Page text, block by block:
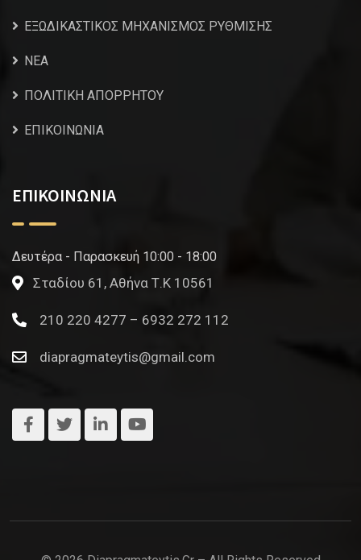
ΕΞΩΔΙΚΑΣΤΙΚΟΣ ΜΗΧΑΝΙΣΜΟΣ ΡΥΘΜΙΣΗΣ
NEA
ΠΟΛΙΤΙΚΗ ΑΠΟΡΡΗΤΟΥ
ΕΠΙΚΟΙΝΩΝΙΑ
ΕΠΙΚΟΙΝΩΝΙΑ
Δευτέρα - Παρασκευή 10:00 - 18:00
Σταδίου 61, Αθήνα Τ.Κ 10561
210 220 4277 – 6932 272 112
diapragmateytis@gmail.com